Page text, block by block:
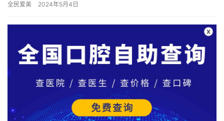
医…
全民爱美 2024年5月4日